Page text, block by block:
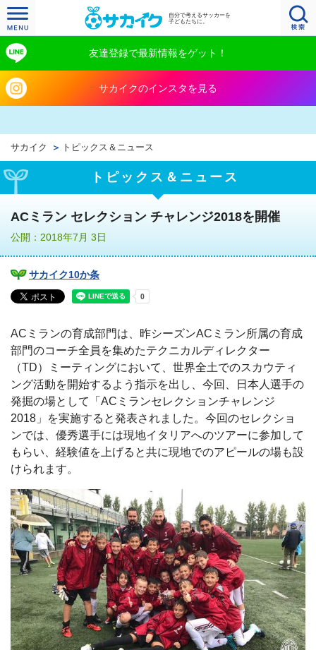
自分で考えるサッカーを
子どもたちに。
友達登録で最新情報をゲット！
サカイクのインスタを見る
サカイク トピックス＆ニュース
トピックス＆ニュース
ACミラン セレクション チャレンジ2018を開催
公開：2018年7月 3日
サカイク10か条
ACミランの育成部門は、昨シーズンACミラン所属の育成
部門のコーチ全員を集めたテクニカルディレクター
（TD）ミーティングにおいて、世界全土でのスカウティ
ング活動を開始するよう指示を出し、今回、日本人選手の
発掘の場として「ACミランセレクションチャレンジ
2018」を実施すると発表されました。今回のセレクショ
ンでは、優秀選手には現地イタリアへのツアーに参加して
もらい、経験値を上げると共に現地でのアピールの場も設
けられます。